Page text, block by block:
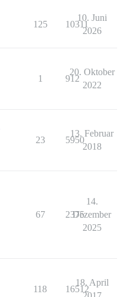
125 10311
10. Juni
2026
1 912
20. Oktober
2022
23 5950
13. Februar
2018
67 2375
14.
Dezember
2025
118 16512
18. April